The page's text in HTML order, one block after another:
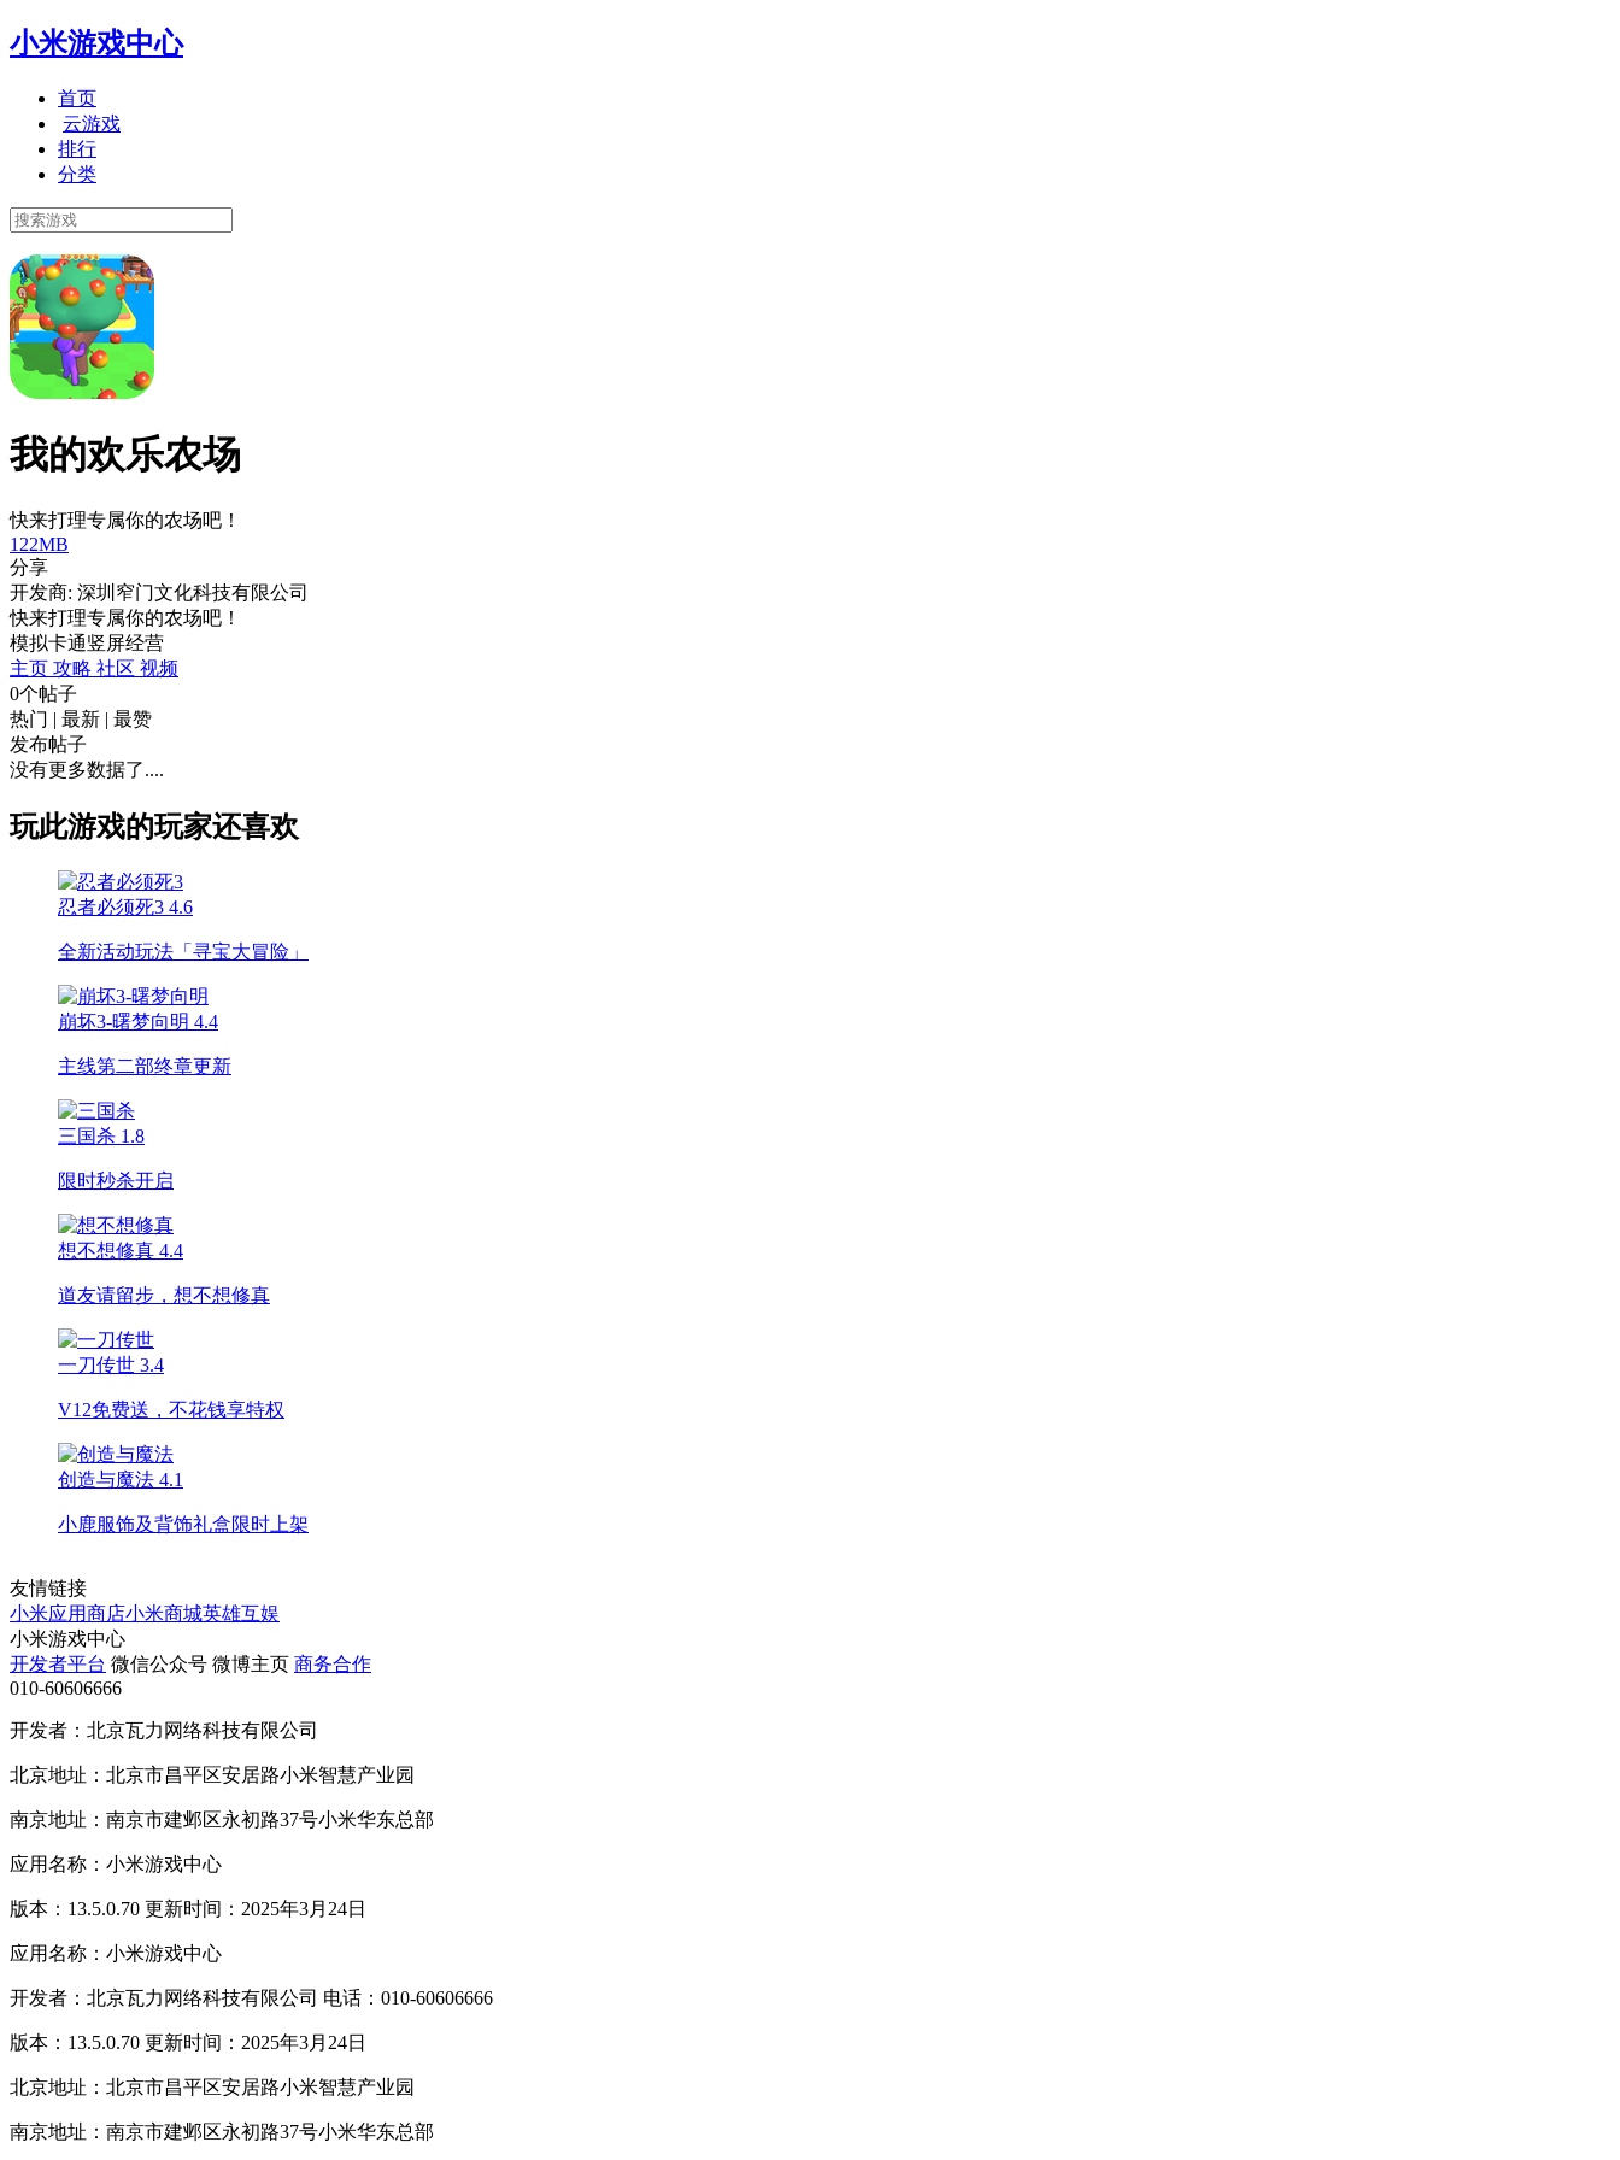
小米游戏中心
首页
云游戏
排行
分类
我的欢乐农场
快来打理专属你的农场吧！
122MB
分享
开发商: 深圳窄门文化科技有限公司
快来打理专属你的农场吧！
模拟卡通竖屏经营
主页 攻略 社区 视频
0个帖子
热门 | 最新 | 最赞
发布帖子
没有更多数据了....
玩此游戏的玩家还喜欢
忍者必须死3 4.6
全新活动玩法「寻宝大冒险」
崩坏3-曙梦向明 4.4
主线第二部终章更新
三国杀 1.8
限时秒杀开启
想不想修真 4.4
道友请留步，想不想修真
一刀传世 3.4
V12免费送，不花钱享特权
创造与魔法 4.1
小鹿服饰及背饰礼盒限时上架
友情链接
小米应用商店小米商城英雄互娱
小米游戏中心
开发者平台 微信公众号 微博主页 商务合作
010-60606666
开发者：北京瓦力网络科技有限公司
北京地址：北京市昌平区安居路小米智慧产业园
南京地址：南京市建邺区永初路37号小米华东总部
应用名称：小米游戏中心
版本：13.5.0.70 更新时间：2025年3月24日
应用名称：小米游戏中心
开发者：北京瓦力网络科技有限公司 电话：010-60606666
版本：13.5.0.70 更新时间：2025年3月24日
北京地址：北京市昌平区安居路小米智慧产业园
南京地址：南京市建邺区永初路37号小米华东总部